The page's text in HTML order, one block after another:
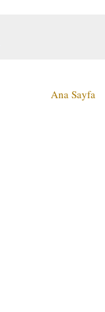
Ana Sayfa